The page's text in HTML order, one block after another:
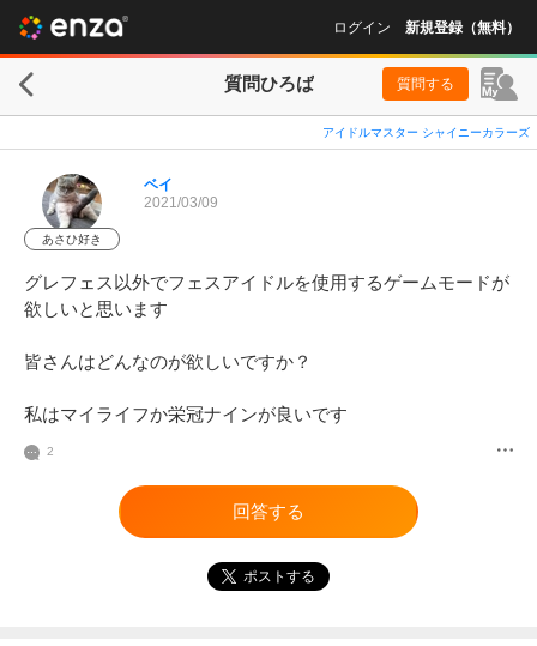
ログイン 新規登録（無料）
質問ひろば 質問する
アイドルマスター シャイニーカラーズ
あさひ好き
ベイ
2021/03/09
グレフェス以外でフェスアイドルを使用するゲームモードが
欲しいと思います
皆さんはどんなのが欲しいですか？
私はマイライフか栄冠ナインが良いです
2
回答する
ポストする